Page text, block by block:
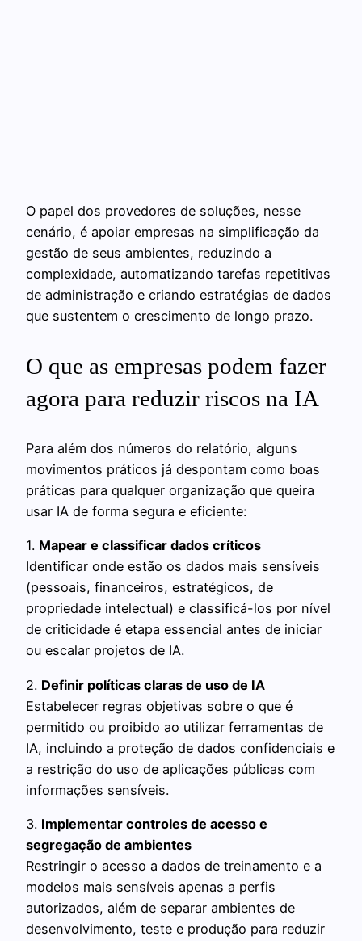
O papel dos provedores de soluções, nesse
cenário, é apoiar empresas na simplificação da
gestão de seus ambientes, reduzindo a
complexidade, automatizando tarefas repetitivas
de administração e criando estratégias de dados
que sustentem o crescimento de longo prazo.
O que as empresas podem fazer
agora para reduzir riscos na IA
Para além dos números do relatório, alguns
movimentos práticos já despontam como boas
práticas para qualquer organização que queira
usar IA de forma segura e eficiente:
1. Mapear e classificar dados críticos
Identificar onde estão os dados mais sensíveis
(pessoais, financeiros, estratégicos, de
propriedade intelectual) e classificá-los por nível
de criticidade é etapa essencial antes de iniciar
ou escalar projetos de IA.
2. Definir políticas claras de uso de IA
Estabelecer regras objetivas sobre o que é
permitido ou proibido ao utilizar ferramentas de
IA, incluindo a proteção de dados confidenciais e
a restrição do uso de aplicações públicas com
informações sensíveis.
3. Implementar controles de acesso e
segregação de ambientes
Restringir o acesso a dados de treinamento e a
modelos mais sensíveis apenas a perfis
autorizados, além de separar ambientes de
desenvolvimento, teste e produção para reduzir